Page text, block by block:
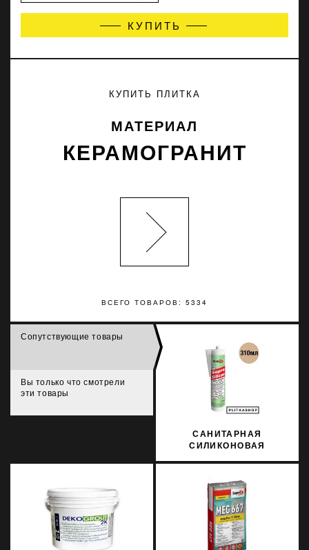
КУПИТЬ
ВСЕГО ТОВАРОВ: 5334
КУПИТЬ ПЛИТКА
МАТЕРИАЛ
КЕРАМОГРАНИТ
Сопутствующие товары
Вы только что смотрели
эти товары
САНИТАРНАЯ
СИЛИКОНОВАЯ